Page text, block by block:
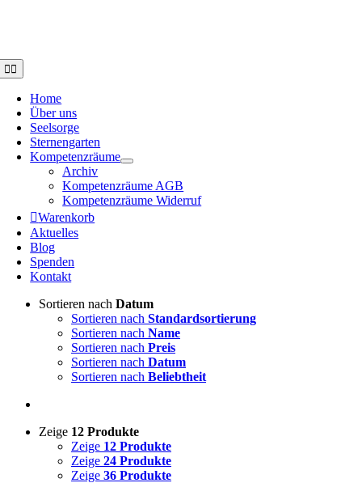
Toggle
Navigation
Home
Über uns
Seelsorge
Sternengarten
Kompetenzräume
Archiv
Kompetenzräume AGB
Kompetenzräume Widerruf
Warenkorb
Aktuelles
Blog
Spenden
Kontakt
Sortieren nach Datum
Sortieren nach Standardsortierung
Sortieren nach Name
Sortieren nach Preis
Sortieren nach Datum
Sortieren nach Beliebtheit
Zeige 12 Produkte
Zeige 12 Produkte
Zeige 24 Produkte
Zeige 36 Produkte